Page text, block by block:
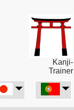
Kanji-
Trainer